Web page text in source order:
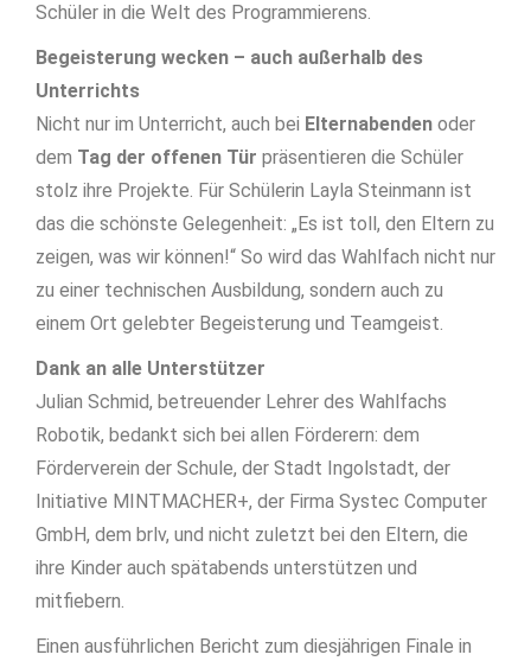
Schüler in die Welt des Programmierens.
Begeisterung wecken – auch außerhalb des
Unterrichts
Nicht nur im Unterricht, auch bei Elternabenden oder
dem Tag der offenen Tür präsentieren die Schüler
stolz ihre Projekte. Für Schülerin Layla Steinmann ist
das die schönste Gelegenheit: „Es ist toll, den Eltern zu
zeigen, was wir können!“ So wird das Wahlfach nicht nur
zu einer technischen Ausbildung, sondern auch zu
einem Ort gelebter Begeisterung und Teamgeist.
Dank an alle Unterstützer
Julian Schmid, betreuender Lehrer des Wahlfachs
Robotik, bedankt sich bei allen Förderern: dem
Förderverein der Schule, der Stadt Ingolstadt, der
Initiative MINTMACHER+, der Firma Systec Computer
GmbH, dem brlv, und nicht zuletzt bei den Eltern, die
ihre Kinder auch spätabends unterstützen und
mitfiebern.
Einen ausführlichen Bericht zum diesjährigen Finale in